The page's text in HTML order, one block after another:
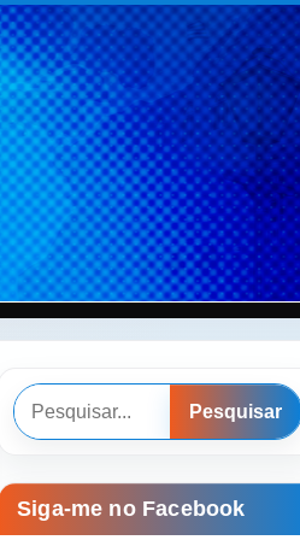
Pesquisar
Pesquisar
Siga-me no Facebook